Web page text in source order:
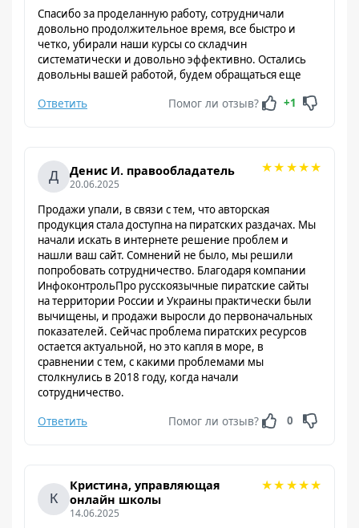
Спасибо за проделанную работу, сотрудничали
довольно продолжительное время, все быстро и
четко, убирали наши курсы со складчин
систематически и довольно эффективно. Остались
довольны вашей работой, будем обращаться еще
Ответить Помог ли отзыв? +1
Денис И. правообладатель
20.06.2025
★★★★★
Продажи упали, в связи с тем, что авторская
продукция стала доступна на пиратских раздачах. Мы
начали искать в интернете решение проблем и
нашли ваш сайт. Сомнений не было, мы решили
попробовать сотрудничество. Благодаря компании
ИнфоконтрольПро русскоязычные пиратские сайты
на территории России и Украины практически были
вычищены, и продажи выросли до первоначальных
показателей. Сейчас проблема пиратских ресурсов
остается актуальной, но это капля в море, в
сравнении с тем, с какими проблемами мы
столкнулись в 2018 году, когда начали
сотрудничество.
Ответить Помог ли отзыв? 0
Кристина, управляющая
онлайн школы
14.06.2025
★★★★★